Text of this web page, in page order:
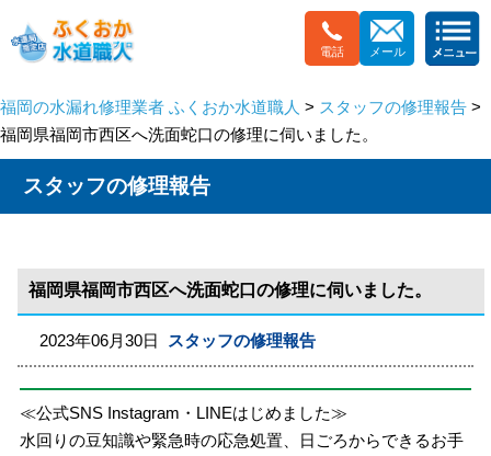
電話 メール
福岡の水漏れ修理業者 ふくおか水道職人 > スタッフの修理報告 >
福岡県福岡市西区へ洗面蛇口の修理に伺いました。
スタッフの修理報告
福岡県福岡市西区へ洗面蛇口の修理に伺いました。
2023年06月30日 スタッフの修理報告
≪公式SNS Instagram・LINEはじめました≫
水回りの豆知識や緊急時の応急処置、日ごろからできるお手